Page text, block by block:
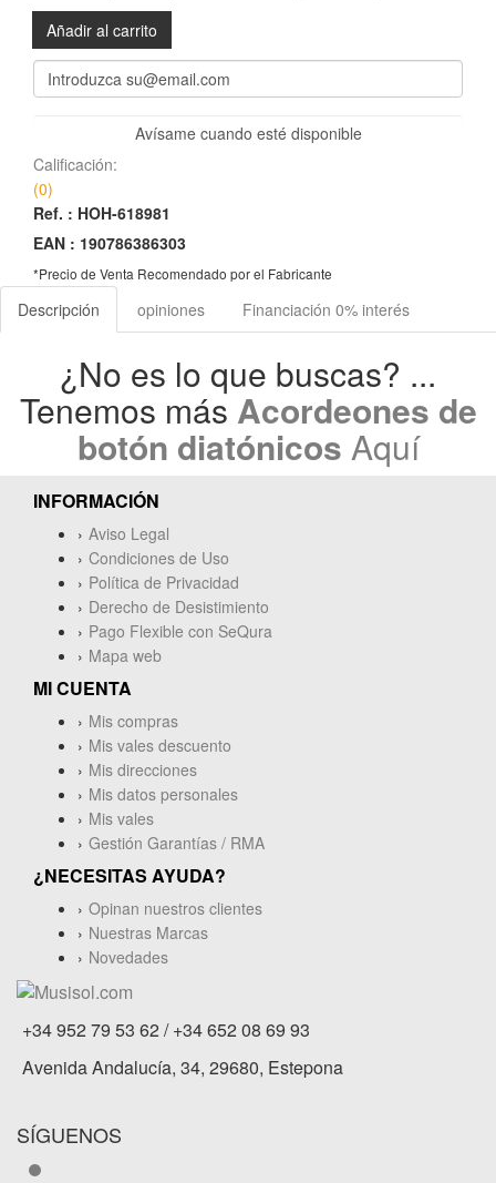
Añadir al carrito
Avísame cuando esté disponible
Calificación:
(0)
Ref. : HOH-618981
EAN : 190786386303
*Precio de Venta Recomendado por el Fabricante
Descripción opiniones Financiación 0% interés
¿No es lo que buscas? ...
Tenemos más Acordeones de
botón diatónicos Aquí
INFORMACIÓN
Aviso Legal
Condiciones de Uso
Política de Privacidad
Derecho de Desistimiento
Pago Flexible con SeQura
Mapa web
MI CUENTA
Mis compras
Mis vales descuento
Mis direcciones
Mis datos personales
Mis vales
Gestión Garantías / RMA
¿NECESITAS AYUDA?
Opinan nuestros clientes
Nuestras Marcas
Novedades
+34 952 79 53 62 / +34 652 08 69 93
Avenida Andalucía, 34, 29680, Estepona
SÍGUENOS